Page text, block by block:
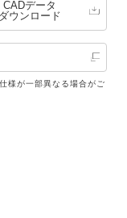
CADデータ
ダウンロード
様が一部異なる場合がご